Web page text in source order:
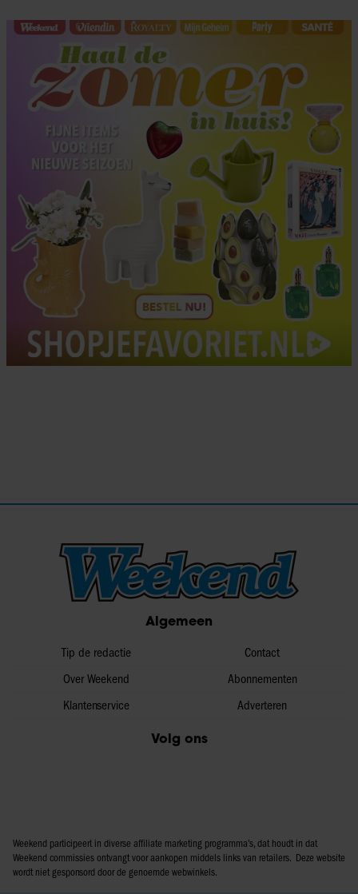
Algemeen
Tip de redactie
Over Weekend
Klantenservice
Contact
Abonnementen
Adverteren
Volg ons
Weekend participeert in diverse affiliate marketing programma’s, dat houdt in dat
Weekend commissies ontvangt voor aankopen middels links van retailers. Deze website
wordt niet gesponsord door de genoemde webwinkels.